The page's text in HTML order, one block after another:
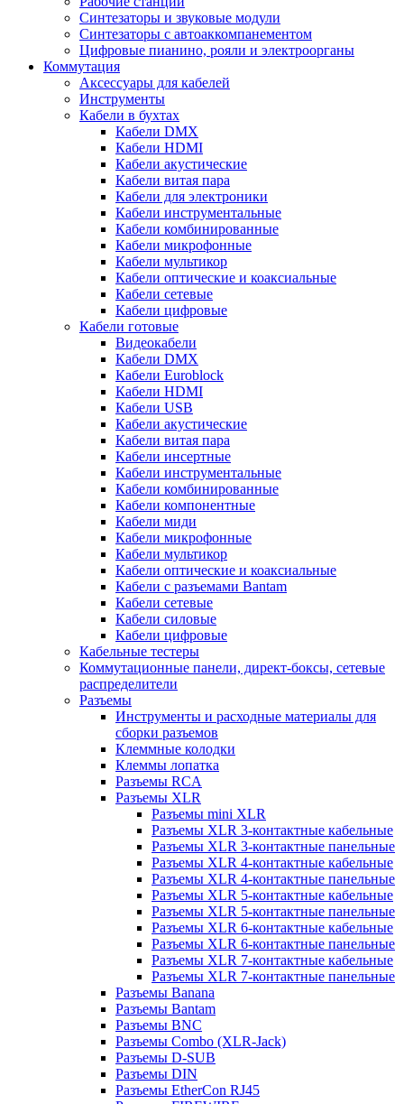
Синтезаторы и звуковые модули
Синтезаторы с автоаккомпанементом
Цифровые пианино, рояли и электроорганы
Коммутация
Аксессуары для кабелей
Инструменты
Кабели в бухтах
Кабели DMX
Кабели HDMI
Кабели акустические
Кабели витая пара
Кабели для электроники
Кабели инструментальные
Кабели комбинированные
Кабели микрофонные
Кабели мультикор
Кабели оптические и коаксиальные
Кабели сетевые
Кабели цифровые
Кабели готовые
Видеокабели
Кабели DMX
Кабели Euroblock
Кабели HDMI
Кабели USB
Кабели акустические
Кабели витая пара
Кабели инсертные
Кабели инструментальные
Кабели комбинированные
Кабели компонентные
Кабели миди
Кабели микрофонные
Кабели мультикор
Кабели оптические и коаксиальные
Кабели с разъемами Bantam
Кабели сетевые
Кабели силовые
Кабели цифровые
Кабельные тестеры
Коммутационные панели, директ-боксы, сетевые
распределители
Разъемы
Инструменты и расходные материалы для
сборки разъемов
Клеммные колодки
Клеммы лопатка
Разъемы RCA
Разъемы XLR
Разъемы mini XLR
Разъемы XLR 3-контактные кабельные
Разъемы XLR 3-контактные панельные
Разъемы XLR 4-контактные кабельные
Разъемы XLR 4-контактные панельные
Разъемы XLR 5-контактные кабельные
Разъемы XLR 5-контактные панельные
Разъемы XLR 6-контактные кабельные
Разъемы XLR 6-контактные панельные
Разъемы XLR 7-контактные кабельные
Разъемы XLR 7-контактные панельные
Разъемы Banana
Разъемы Bantam
Разъемы BNC
Разъемы Combo (XLR-Jack)
Разъемы D-SUB
Разъемы DIN
Разъемы EtherCon RJ45